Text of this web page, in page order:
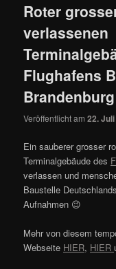
Roter
verlassenen
Flughafens
Veröffentlicht am22.
Ein sauberer grosser
Terminalgebäude des
verlassen und
Baustelle
Aufnahmen 😉
Mehr von diesem
Webseite HIER, HIER